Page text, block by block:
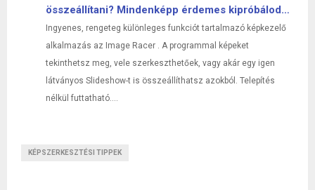
összeállítani? Mindenképp érdemes kipróbálod…
Ingyenes, rengeteg különleges funkciót tartalmazó képkezelő
alkalmazás az Image Racer . A programmal képeket
tekinthetsz meg, vele szerkeszthetőek, vagy akár egy igen
látványos Slideshow-t is összeállíthatsz azokból. Telepítés
nélkül futtatható....
KÉPSZERKESZTÉSI TIPPEK